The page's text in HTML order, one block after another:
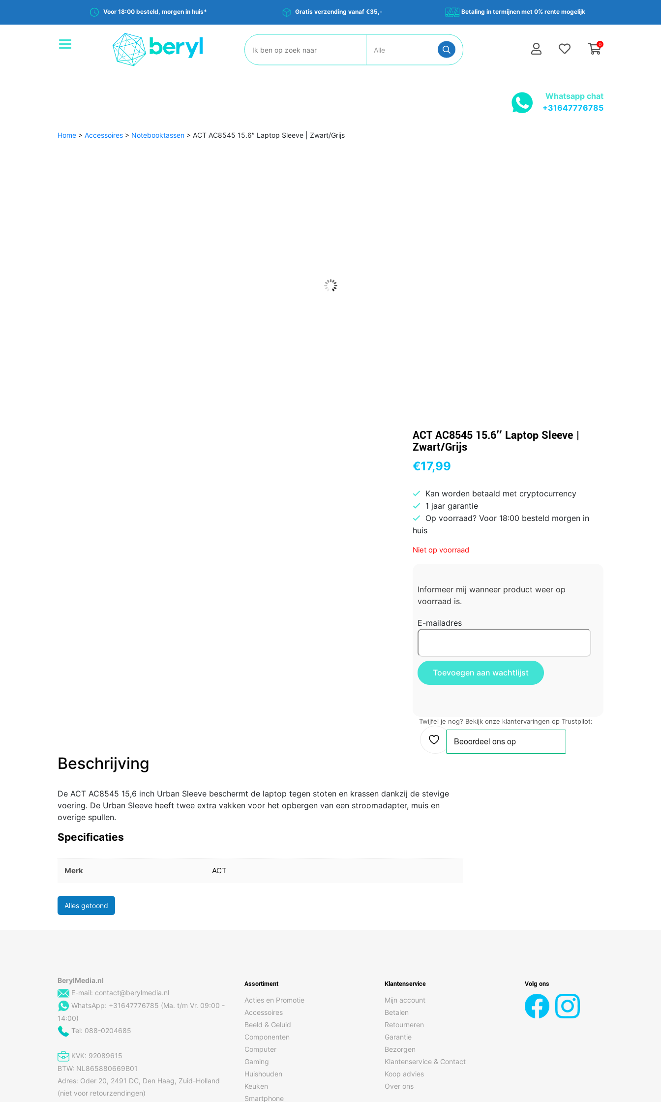
Voor 18:00 besteld, morgen in huis* Gratis verzending vanaf €35,- Betaling in termijnen met 0% rente mogelijk
0
Zoeken:
Whatsapp chat
+31647776785
Home > Accessoires > Notebooktassen > ACT AC8545 15.6″ Laptop Sleeve | Zwart/Grijs
ACT AC8545 15.6″ Laptop Sleeve |
Zwart/Grijs
€17,99
Kan worden betaald met cryptocurrency
1 jaar garantie
Op voorraad? Voor 18:00 besteld morgen in
huis
Niet op voorraad
Informeer mij wanneer product weer op
voorraad is.
E-mailadres
Twijfel je nog? Bekijk onze klantervaringen op Trustpilot:
Beschrijving
De ACT AC8545 15,6 inch Urban Sleeve beschermt de laptop tegen stoten en krassen dankzij de stevige
voering. De Urban Sleeve heeft twee extra vakken voor het opbergen van een stroomadapter, muis en
overige spullen.
Specificaties
Merk ACT
Alles getoond
BerylMedia.nl
E-mail: contact@berylmedia.nl
WhatsApp: +31647776785 (Ma. t/m Vr. 09:00 -
14:00)
Tel: 088-0204685
KVK: 92089615
BTW: NL865880669B01
Adres: Oder 20, 2491 DC, Den Haag, Zuid-Holland
(niet voor retourzendingen)
Assortiment
Acties en Promotie
Accessoires
Beeld & Geluid
Componenten
Computer
Gaming
Huishouden
Keuken
Smartphone
Klantenservice
Mijn account
Betalen
Retourneren
Garantie
Bezorgen
Klantenservice & Contact
Koop advies
Over ons
Volg ons